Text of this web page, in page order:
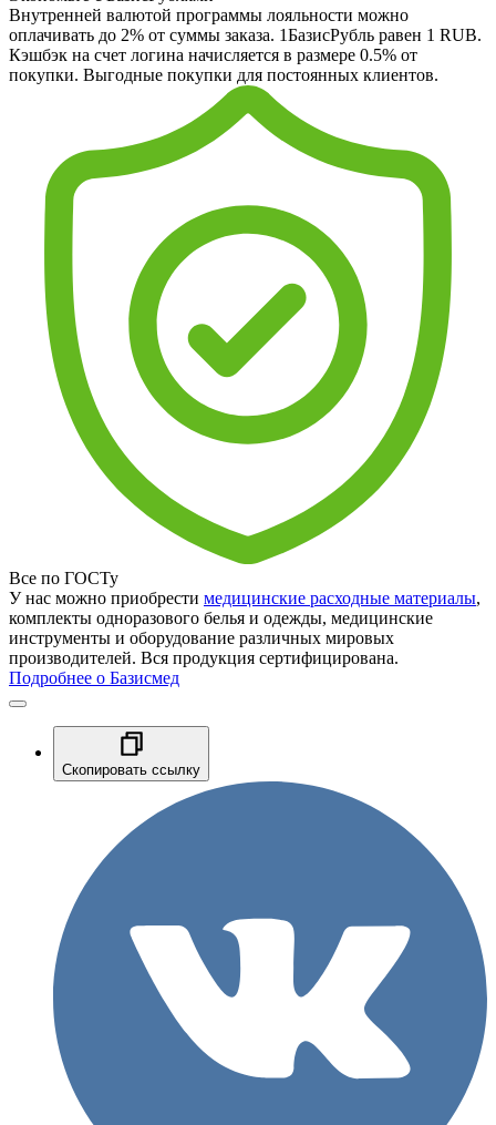
Внутренней валютой программы лояльности можно
оплачивать до 2% от суммы заказа. 1БазисРубль равен 1 RUB.
Кэшбэк на счет логина начисляется в размере 0.5% от
покупки. Выгодные покупки для постоянных клиентов.
Все по ГОСТу
У нас можно приобрести медицинские расходные материалы,
комплекты одноразового белья и одежды, медицинские
инструменты и оборудование различных мировых
производителей. Вся продукция сертифицирована.
Подробнее о Базисмед
Скопировать ссылку